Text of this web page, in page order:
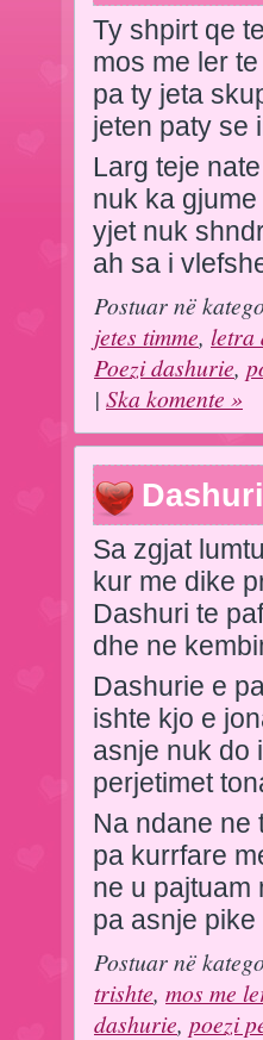
Ty shpirt qe
mos me ler
pa ty jeta
jeten paty se
Larg teje
nuk ka
yjet nuk
ah sa i
Postuar në
jetes timme, letra
Poezi dashurie,
| Ska komente »
Sa zgjat
kur me dike
Dashuri te
dhe ne
Dashurie e
ishte kjo e
asnje nuk do
perjetimet
Na ndane ne
pa kurrfare
ne u pajtuam
pa asnje
Postuar në
trishte, mos me
dashurie, poezi